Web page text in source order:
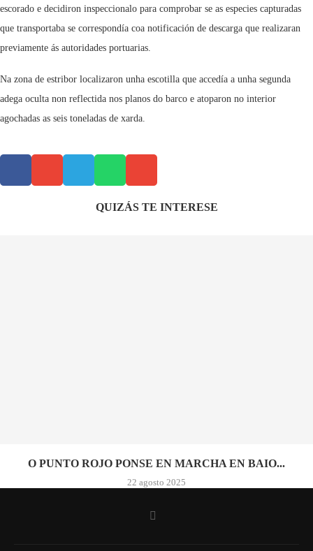
escorado e decidiron inspeccionalo para comprobar se as especies capturadas
que transportaba se correspondía coa notificación de descarga que realizaran
previamente ás autoridades portuarias.
Na zona de estribor localizaron unha escotilla que accedía a unha segunda
adega oculta non reflectida nos planos do barco e atoparon no interior
agochadas as seis toneladas de xarda.
QUIZÁS TE INTERESE
O PUNTO ROJO PONSE EN MARCHA EN BAIO...
22 agosto 2025